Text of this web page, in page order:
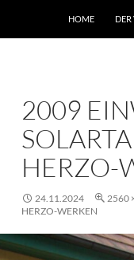
HOME DER
2009
HERZO-
24.11.2024 2560
HERZO-WERKEN